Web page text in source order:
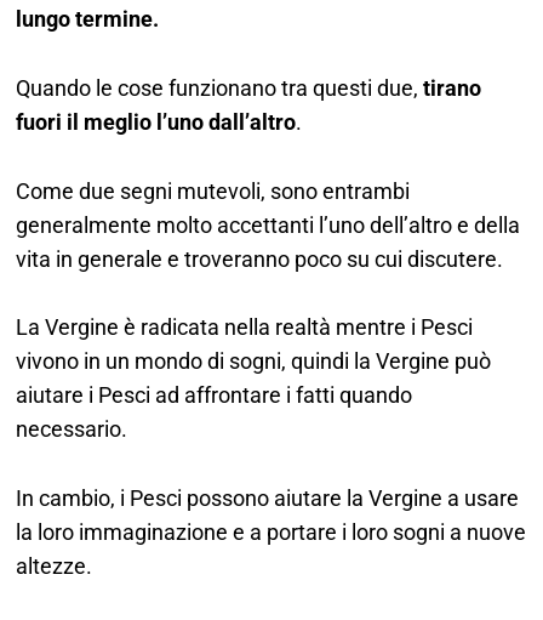
lungo termine.
Quando le cose funzionano tra questi due,tirano
fuori il meglio l’uno dall’altro.
Come due segni mutevoli, sono entrambi
generalmente molto accettanti l’uno dell’altro e della
vita in generale e troveranno poco su cui discutere.
La Vergine è radicata nella realtà mentre i Pesci
vivono in un mondo di sogni, quindi la Vergine può
aiutare i Pesci ad affrontare i fatti quando
necessario.
In cambio, i Pesci possono aiutare la Vergine a usare
la loro immaginazione e a portare i loro sogni a nuove
altezze.